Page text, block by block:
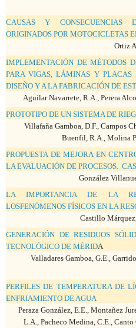
CAUSAS Y CONSECUENCIAS
ORIGINADOS POR MOTOCICLETAS
Ortiz
IMPLEMENTACIÓN DE MÉTODOS
PARA VIGAS, LÁMINAS Y
DISEÑO Y A LA FABRICACIÓN DE
Aguilar Navarrete, R.A., Perera
PROTOTIPO DE UN SISTEMA DE
Villafaña Gamboa, D.F., Campos
Buenfil, R.A., Molina
PROPUESTA DE MEJORA EN
LA EVALUACIÓN DE PROCESOS.
González
LA IMPORTANCIA DE LA
LOSFENÓMENOS FÍSICOS EN LA
Castillo
GENERACIÓN DE RESIDUOS
TECNOLÓGICO DE MÉRIDA
Valladares Gamboa, G.E.,
PERFILES DE TEMPERATURA DE
ENFRIAMIENTO DE AGUA
Peraza González, E.E., Montañez
L.A., Pacheco Medina, C.E., Canto